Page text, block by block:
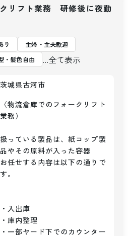
リフト業務 研修後に夜勤
り
主婦・主夫歓迎
・髪色自由 ...全て表示
茨城県古河市
〈物流倉庫でのフォークリフト
業務）
扱っている製品は、紙コップ製
品やその原料が入った容器
お任せする内容は以下の通りで
す。
・入出庫
・庫内整理
・一部ヤード下でのカウンター